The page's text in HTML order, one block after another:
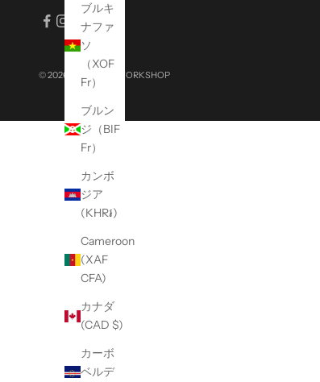
ブルキ
ナファ
ソ
（XOF
Fr）
ブルン
ジ（BIF
Fr）
カンボ
ジア
(KHR៛)
Cameroon
(XAF
CFA)
カナダ
(CAD $)
カーボ
ベルデ
© 2026 - MISSION WORKSHOP